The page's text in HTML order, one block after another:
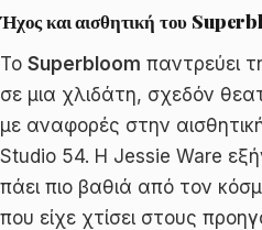
Ήχος και αισθητική του
Το Superbloom παντρεύει
σε μια χλιδάτη, σχεδόν
με αναφορές στην
Studio 54. Η Jessie Ware
πάει πιο βαθιά από τον
που είχε χτίσει στους